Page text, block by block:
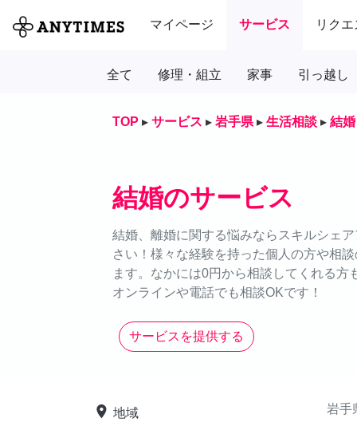
マイページ サービス リク
全て 修理・組立 家事 引っ越し
TOP ▸ サービス ▸ 岩手県 ▸ 生活相談 ▸ 結婚
結婚のサービス
結婚、離婚に関する悩みならスキルシェ
さい！様々な経験を持った個人の方や相
ます。なかには0円から相談してくれる
オンラインや電話でも相談OKです！
サービスを提供する
place 地域 岩手